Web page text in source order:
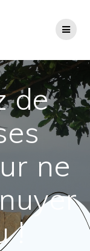
de
ne
!